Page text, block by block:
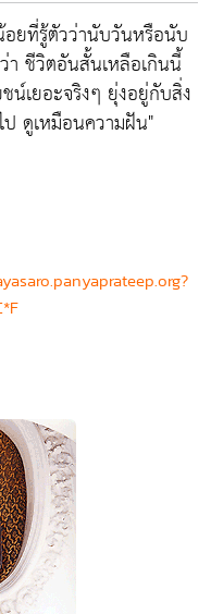
ยที่รู้ตัวว่านับวันหรือนับ
า ชีวิตอันสั้นเหลือเกินนี้
น์เยอะจริงๆ ยุ่งอยู่กับสิ่ง
ดูเหมือนความฝัน"